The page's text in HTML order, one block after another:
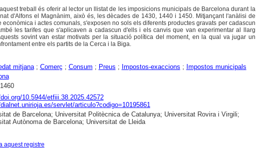
treball és oferir al lector un llistat de les imposicions municipals de Barcelona durant la
d'Alfons el Magnànim, això és, les dècades de 1430, 1440 i 1450. Mitjançant l'anàlisi de
i actes comunals, s'exposen no sols els diferents productes gravats per cadascun
les tarifes que s'aplicaven a cadascun d'ells i els canvis que van experimentar al llarg
sovint van estar motivats per la situació política del moment, en la qual va jugar un
entre els partits de la Cerca i la Biga.
mitjana; Comerç ; Consum ; Preus ; Impostos-exaccions ; Impostos municipals
10.5944/etfiii.38.2025.42572
servlet/articulo?codigo=10195861
de Barcelona; Universitat Politècnica de Catalunya; Universitat Rovira i Virgili;
Autònoma de Barcelona; Universitat de Lleida
aquest registre